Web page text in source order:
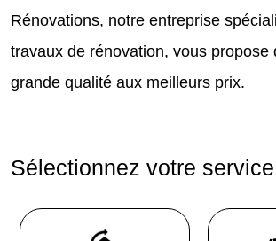
Rénovations, notre entreprise
travaux de rénovation, vous propose
grande qualité aux meilleurs prix.
Sélectionnez votre service